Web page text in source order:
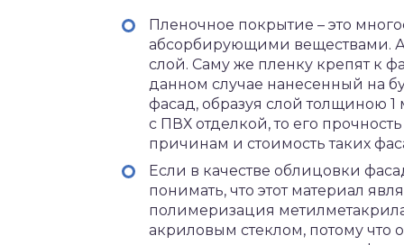
Пленочное покрытие – это
абсорбирующими веществами.
слой. Саму же пленку крепят к
данном случае нанесенный на
фасад, образуя слой толщиною
с ПВХ отделкой, то его
причинам и стоимость таких
Если в качестве облицовки
понимать, что этот материал
полимеризация
акриловым стеклом, потому что